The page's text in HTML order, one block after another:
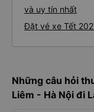
và uy tín nhất
Đặt vé xe Tết
Những câu hỏi
Liêm - Hà Nội đi